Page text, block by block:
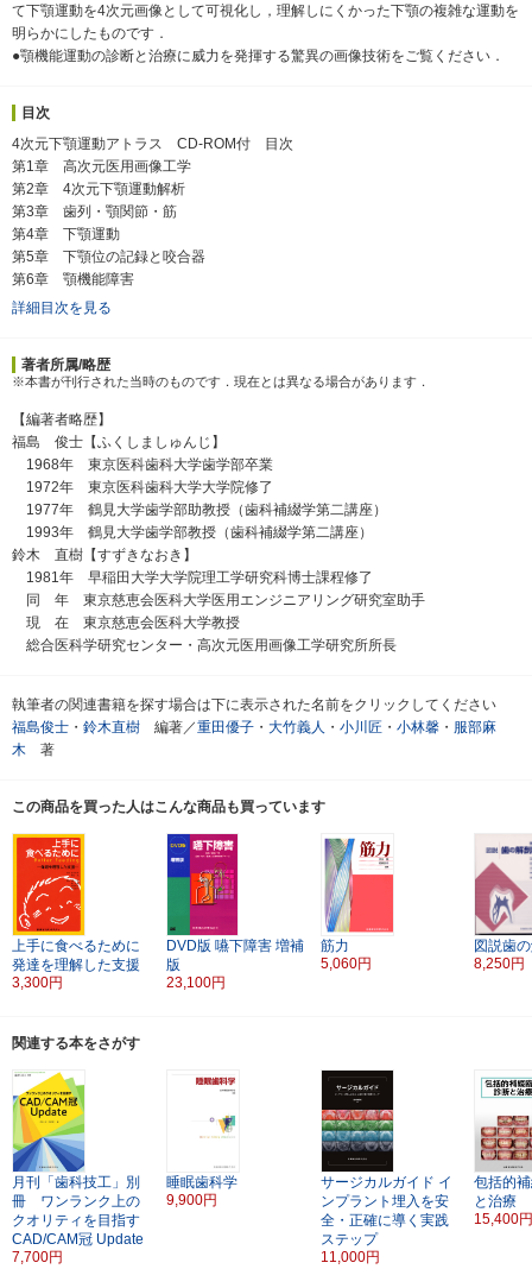
て下顎運動を4次元画像として可視化し，理解しにくかった下顎の複雑な運動を
明らかにしたものです．
●顎機能運動の診断と治療に威力を発揮する驚異の画像技術をご覧ください．
目次
4次元下顎運動アトラス CD-ROM付 目次
第1章 高次元医用画像工学
第2章 4次元下顎運動解析
第3章 歯列・顎関節・筋
第4章 下顎運動
第5章 下顎位の記録と咬合器
第6章 顎機能障害
詳細目次を見る
著者所属/略歴
※本書が刊行された当時のものです．現在とは異なる場合があります．
【編著者略歴】
福島 俊士【ふくしましゅんじ】
1968年 東京医科歯科大学歯学部卒業
1972年 東京医科歯科大学大学院修了
1977年 鶴見大学歯学部助教授（歯科補綴学第二講座）
1993年 鶴見大学歯学部教授（歯科補綴学第二講座）
鈴木 直樹【すずきなおき】
1981年 早稲田大学大学院理工学研究科博士課程修了
同 年 東京慈恵会医科大学医用エンジニアリング研究室助手
現 在 東京慈恵会医科大学教授
総合医科学研究センター・高次元医用画像工学研究所所長
執筆者の関連書籍を探す場合は下に表示された名前をクリックしてください
福島俊士 ・ 鈴木直樹 編著／重田優子 ・ 大竹義人 ・ 小川匠 ・ 小林馨 ・ 服部麻
木 著
この商品を買った人はこんな商品も買っています
上手に食べるために
発達を理解した支援
3,300円
DVD版 嚥下障害 増補
版
23,100円
筋力
5,060円
図説歯
8,250円
関連する本をさがす
月刊「歯科技工」別
冊 ワンランク上の
クオリティを目指す
CAD/CAM冠 Update
7,700円
睡眠歯科学
9,900円
サージカルガイド イ
ンプラント埋入を安
全・正確に導く実践
ステップ
11,000円
包括的
と治療
15,400